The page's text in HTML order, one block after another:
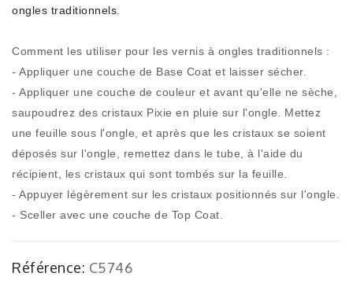
ongles traditionnels.
Comment les utiliser pour les vernis à ongles traditionnels :
- Appliquer une couche de Base Coat et laisser sécher.
- Appliquer une couche de couleur et avant qu'elle ne sèche,
saupoudrez des cristaux Pixie en pluie sur l'ongle. Mettez
une feuille sous l'ongle, et après que les cristaux se soient
déposés sur l'ongle, remettez dans le tube, à l'aide du
récipient, les cristaux qui sont tombés sur la feuille.
- Appuyer légèrement sur les cristaux positionnés sur l'ongle.
- Sceller avec une couche de Top Coat.
Référence: C5746